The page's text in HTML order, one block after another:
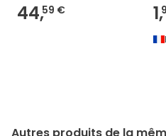
44,59 € 1,
Autres produits de la